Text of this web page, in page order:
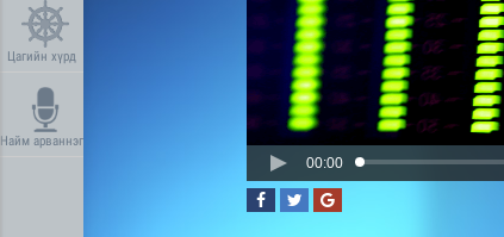
Цагийн хүрд
Найм арваннэг
00:00